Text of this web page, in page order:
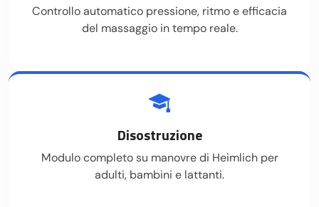
Controllo automatico pressione, ritmo e efficacia
del massaggio in tempo reale.
Disostruzione
Modulo completo su manovre di Heimlich per
adulti, bambini e lattanti.